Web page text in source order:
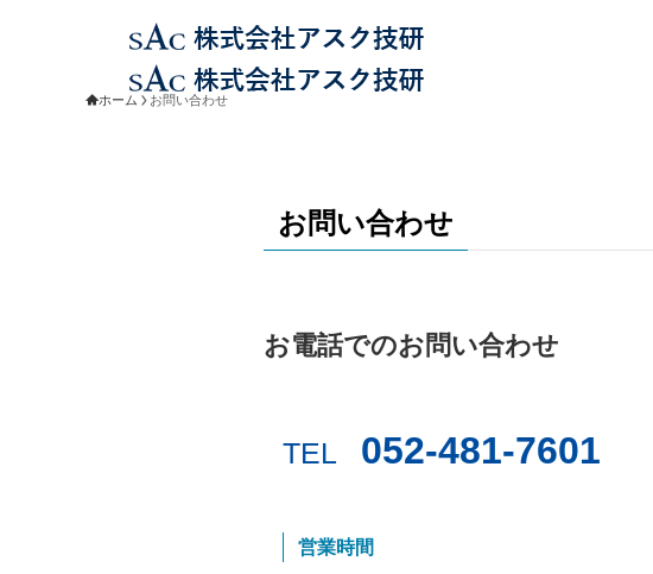
ホーム お問い合わせ
お問い合わせ
お電話でのお問い合わせ
TEL 052-481-7601
営業時間